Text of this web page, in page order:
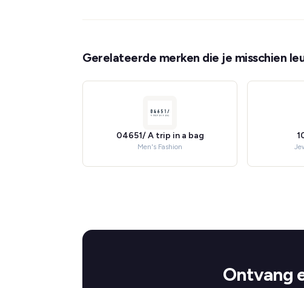
Gerelateerde merken die je misschien
04651/ A trip in a bag
Men's Fashion
Ontvang